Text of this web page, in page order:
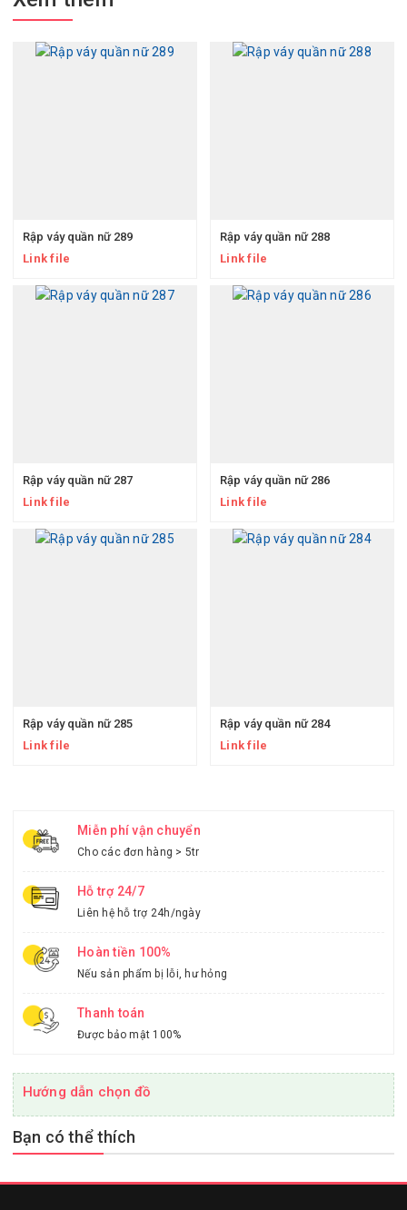
Rập váy quần nữ 289
Link file
Rập váy quần nữ 288
Link file
Rập váy quần nữ 287
Link file
Rập váy quần nữ 286
Link file
Rập váy quần nữ 285
Link file
Rập váy quần nữ 284
Link file
Miễn phí vận chuyển
Cho các đơn hàng > 5tr
Hỗ trợ 24/7
Liên hệ hỗ trợ 24h/ngày
Hoàn tiền 100%
Nếu sản phẩm bị lỗi, hư hỏng
Thanh toán
Được bảo mật 100%
Hướng dẫn chọn đồ
Bạn có thể thích